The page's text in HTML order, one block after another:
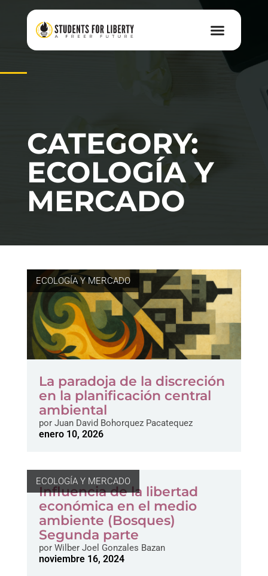
CATEGORY:
ECOLOGÍA Y
MERCADO
ECOLOGÍA Y MERCADO
La paradoja de la discreción
en la planificación central
ambiental
porJuan David Bohorquez Pacatequez
enero 10, 2026
ECOLOGÍA Y MERCADO
Influencia de la libertad
económica en el medio
ambiente (Bosques)
Segunda parte
porWilber Joel Gonzales Bazan
noviembre 16, 2024